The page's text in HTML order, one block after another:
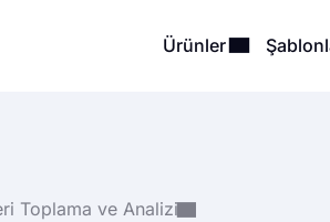
Ürünler
Toplama ve Analizi